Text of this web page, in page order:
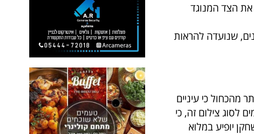
הצד המנוגד
שנועדה להראות
מהכחול כי עיניים
לסוג צילום זה, כי
יופיע במלוא